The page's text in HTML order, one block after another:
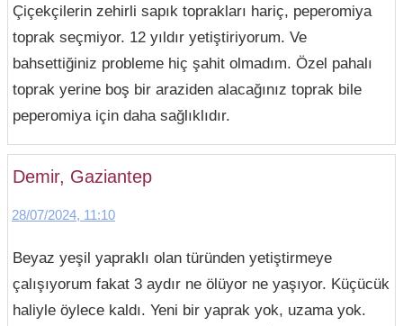
Çiçekçilerin zehirli sapık toprakları hariç, peperomiya
toprak seçmiyor. 12 yıldır yetiştiriyorum. Ve
bahsettiğiniz probleme hiç şahit olmadım. Özel pahalı
toprak yerine boş bir araziden alacağınız toprak bile
peperomiya için daha sağlıklıdır.
Demir, Gaziantep
28/07/2024, 11:10
Beyaz yeşil yapraklı olan türünden yetiştirmeye
çalışıyorum fakat 3 aydır ne ölüyor ne yaşıyor. Küçücük
haliyle öylece kaldı. Yeni bir yaprak yok, uzama yok.